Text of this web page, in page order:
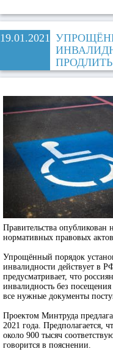
19.01.2021
Правительства опубликован
нормативных правовых
Упрощённый порядок
инвалидности действует в
предусматривает, что
инвалидность без
все нужные документы
Проектом Минтруда
2021 года. Предполагается,
около 900 тысяч
говорится в пояснении.